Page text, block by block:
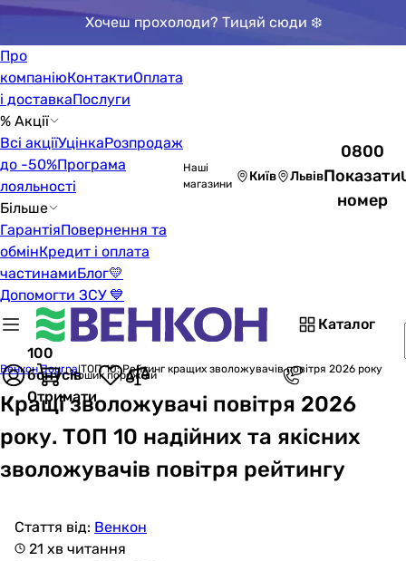
Хочеш прохолоди? Тицяй сюди ❄️
Про
компаніюКонтактиОплата
і доставкаПослуги
% Акції
Всі акціїУцінкаРозпродаж
до -50%Програма
лояльності
Більше
ГарантіяПовернення та
обмінКредит і оплата
частинамиБлог💛
Допомогти ЗСУ 💙
Наші
магазини
Київ Львів
0800
Показати
номер
Каталог
100
бонусів
Отримати
Кошик порожній
Венкон JournalТОП 10: Рейтинг кращих зволожувачів повітря 2026 року
Кращі зволожувачі повітря 2026
року. ТОП 10 надійних та якісних
зволожувачів повітря рейтингу
Стаття від: Венкон
21 хв читання